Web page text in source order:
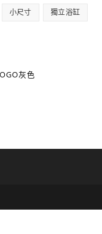
小尺寸 獨立浴缸